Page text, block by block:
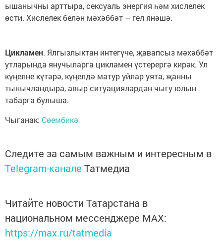
ышанычны арттыра, сексуаль энергия һәм хислелек
өсти. Хислелек белән мәхәббәт – гел янәшә.
Цикламен. Ялгызлыктан интегүче, җавапсыз мәхәббәт
утларында янучыларга цикламен үстерергә кирәк. Ул
күңелне күтәрә, күңелдә матур уйлар уята, җанны
тынычландыра, авыр ситуацияләрдән чыгу юлын
табарга булыша.
Чыганак: Сөембикә
Следите за самым важным и интересным в
Telegram-канале Татмедиа
Читайте новости Татарстана в
национальном мессенджере MАХ:
https://max.ru/tatmedia